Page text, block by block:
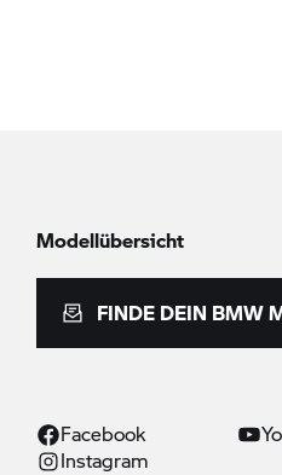
Modellübersicht
FINDE DEIN BMW
Facebook
Instagram